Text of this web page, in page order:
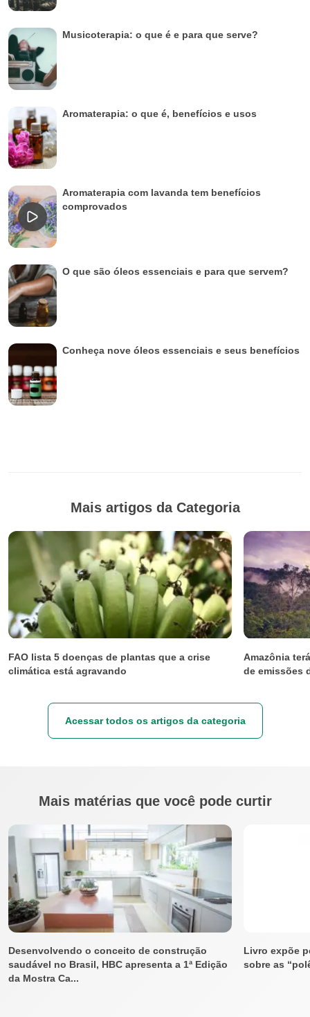
Musicoterapia: o que é e para que serve?
Aromaterapia: o que é, benefícios e usos
Aromaterapia com lavanda tem benefícios
comprovados
O que são óleos essenciais e para que servem?
Conheça nove óleos essenciais e seus benefícios
Mais artigos da Categoria
FAO lista 5 doenças de plantas que a crise
climática está agravando
Amazônia
de emissões
Acessar todos os artigos da categoria
Mais matérias que você pode curtir
Desenvolvendo o conceito de construção
saudável no Brasil, HBC apresenta a 1ª Edição
da Mostra Ca...
Livro expõe
sobre as